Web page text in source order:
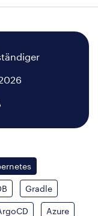
Gradle
Azure